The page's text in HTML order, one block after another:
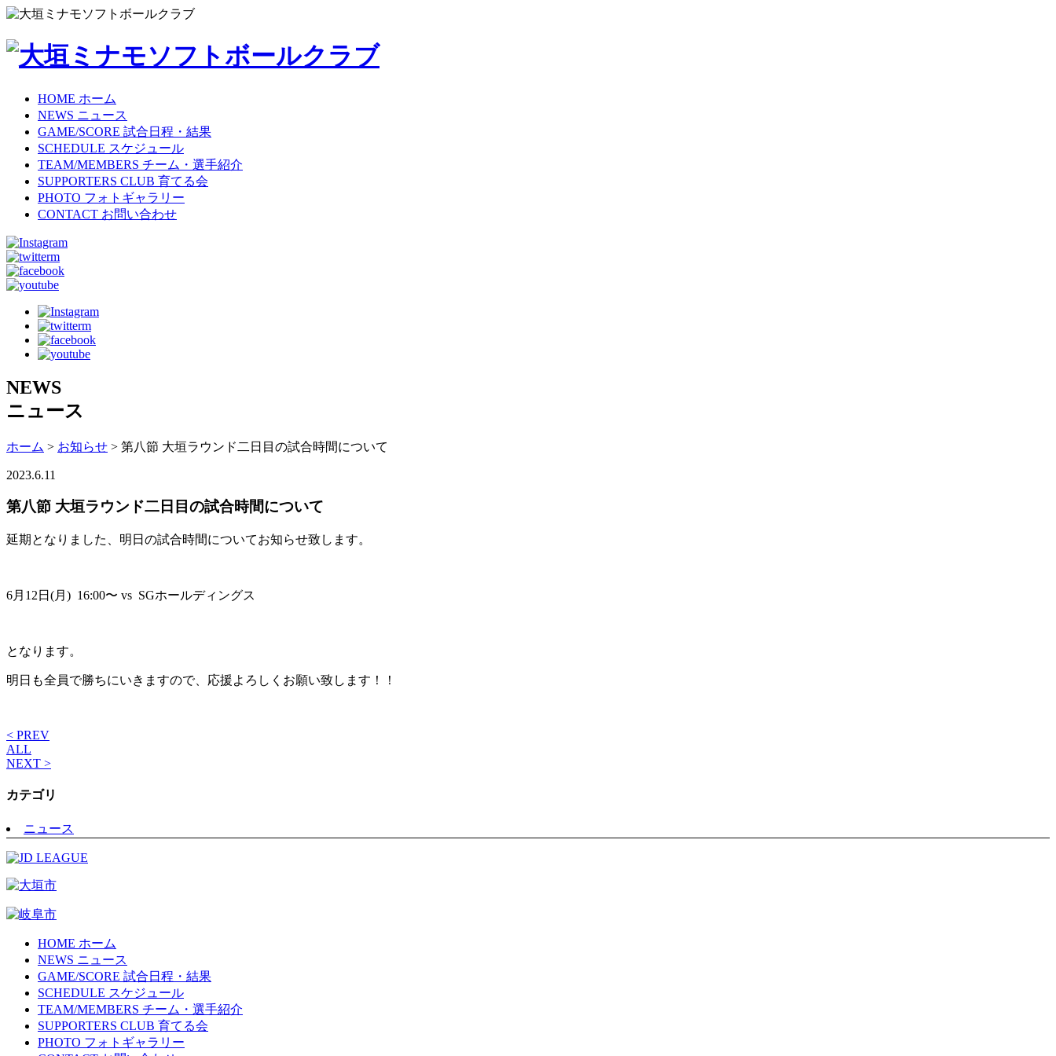
HOME ホーム
NEWS ニュース
GAME/SCORE 試合日程・結果
SCHEDULE スケジュール
TEAM/MEMBERS チーム・選手紹介
SUPPORTERS CLUB 育てる会
PHOTO フォトギャラリー
CONTACT お問い合わせ
NEWS
ニュース
ホーム > お知らせ > 第八節 大垣ラウンド二日目の試合時間について
2023.6.11
第八節 大垣ラウンド二日目の試合時間について
延期となりました、明日の試合時間についてお知らせ致します。
6月12日(月) 16:00〜 vs SGホールディングス
となります。
明日も全員で勝ちにいきますので、応援よろしくお願い致します！！
< PREV
ALL
NEXT >
カテゴリ
ニュース
HOME ホーム
NEWS ニュース
GAME/SCORE 試合日程・結果
SCHEDULE スケジュール
TEAM/MEMBERS チーム・選手紹介
SUPPORTERS CLUB 育てる会
PHOTO フォトギャラリー